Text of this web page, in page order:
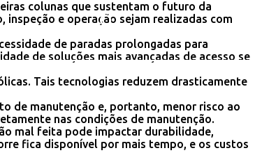
colunas que sustentam o futuro da
inspeção e operação sejam realizadas com
de paradas prolongadas para
de soluções mais avançadas de acesso se
Tais tecnologias reduzem drasticamente
de manutenção e, portanto, menor risco ao
nas condições de manutenção.
mal feita pode impactar durabilidade,
fica disponível por mais tempo, e os custos